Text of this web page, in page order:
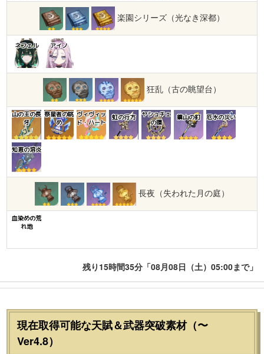
楽園シリーズ（光なき深都）
ネフェル アイノ
狂乱（古の眺望台）
山の王の長
牙
祭星者の眺
め
ヴィヴィッ
ド・ハート
虹の行方
ヤシュチェ
の環
鎮山の釘 厄水の災い
知恵の溶炎
長夜（失われた月の庭）
血染めの荒
れ地
残り15時間35分「08月08日（土）05:00まで」
現在取得可能な天賦＆武器突破素材（〜
Ver4.8）